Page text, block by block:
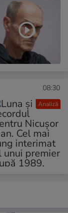
Analiză
08:30